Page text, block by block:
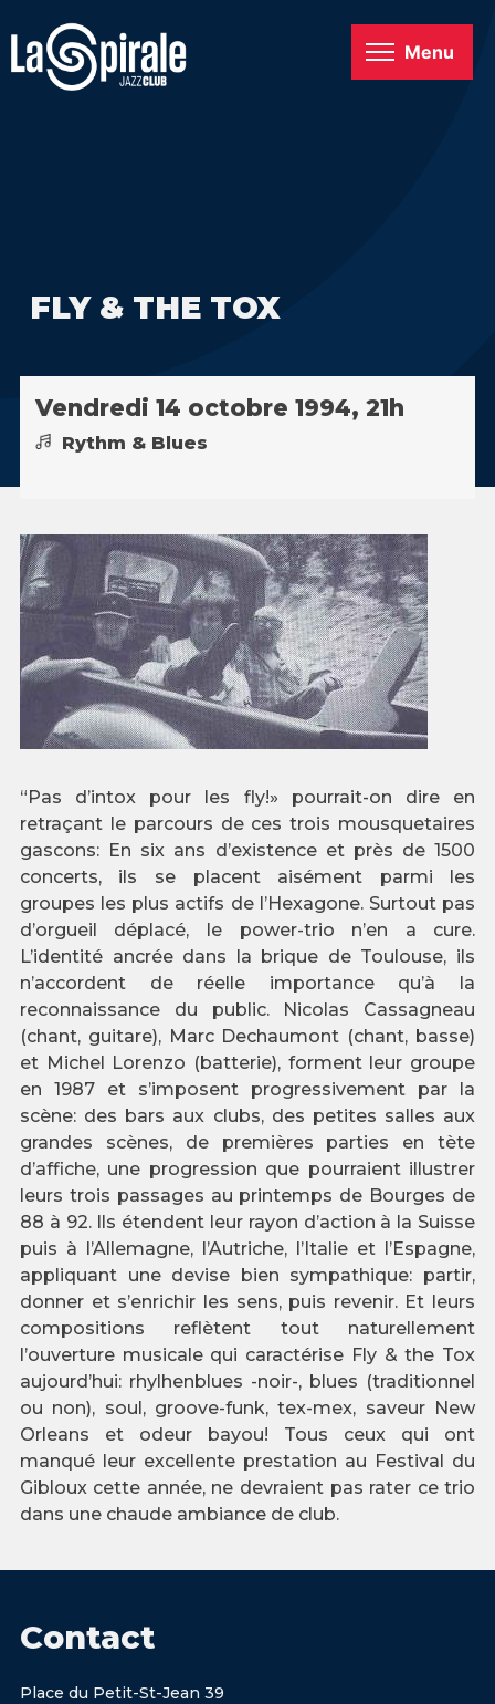
Menu
FLY & THE TOX
Vendredi 14 octobre 1994, 21h
Rythm & Blues
“Pas d’intox pour les fly!» pourrait-on dire en
retraçant le parcours de ces trois mousquetaires
gascons: En six ans d’existence et près de 1500
concerts, ils se placent aisément parmi les
groupes les plus actifs de l’Hexagone. Surtout pas
d’orgueil déplacé, le power-trio n’en a cure.
L’identité ancrée dans la brique de Toulouse, ils
n’accordent de réelle importance qu’à la
reconnaissance du public. Nicolas Cassagneau
(chant, guitare), Marc Dechaumont (chant, basse)
et Michel Lorenzo (batterie), forment leur groupe
en 1987 et s’imposent progressivement par la
scène: des bars aux clubs, des petites salles aux
grandes scènes, de premières parties en tète
d’affiche, une progression que pourraient illustrer
leurs trois passages au printemps de Bourges de
88 à 92. Ils étendent leur rayon d’action à la Suisse
puis à l’Allemagne, l’Autriche, l’Italie et l’Espagne,
appliquant une devise bien sympathique: partir,
donner et s’enrichir les sens, puis revenir. Et leurs
compositions reflètent tout naturellement
l’ouverture musicale qui caractérise Fly & the Tox
aujourd’hui: rhylhenblues -noir-, blues (traditionnel
ou non), soul, groove-funk, tex-mex, saveur New
Orleans et odeur bayou! Tous ceux qui ont
manqué leur excellente prestation au Festival du
Gibloux cette année, ne devraient pas rater ce trio
dans une chaude ambiance de club.
Contact
Place du Petit-St-Jean 39